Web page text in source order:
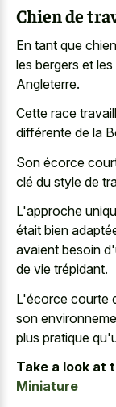
Chien de
En tant que
les bergers et
Angleterre.
Cette race
différente de la
Son écorce
clé du style de
L'approche
était bien
avaient besoin
de vie trépidant.
L'écorce courte
son
plus pratique
Take a look at
Miniature